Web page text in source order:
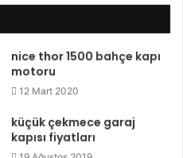
nice thor 1500 bahçe kapı
motoru
12 Mart 2020
küçük çekmece garaj
kapısı fiyatları